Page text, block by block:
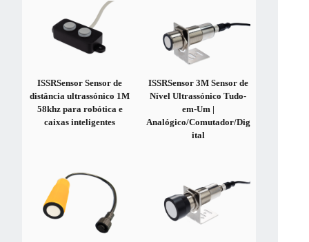
ISSRSensor Sensor de
distância ultrassónico 1M
58khz para robótica e
caixas inteligentes
ISSRSensor 3M Sensor de
Nível Ultrassónico Tudo-
em-Um |
Analógico/Comutador/Dig
ital